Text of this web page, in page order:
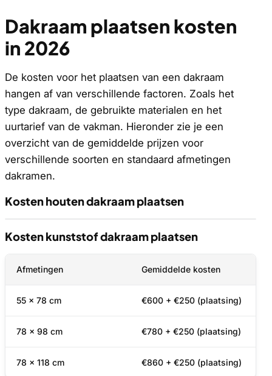
Dakraam plaatsen kosten
in 2026
De kosten voor het plaatsen van een dakraam
hangen af van verschillende factoren. Zoals het
type dakraam, de gebruikte materialen en het
uurtarief van de vakman. Hieronder zie je een
overzicht van de gemiddelde prijzen voor
verschillende soorten en standaard afmetingen
dakramen.
Kosten houten dakraam plaatsen
Kosten kunststof dakraam plaatsen
Afmetingen Gemiddelde kosten
55 x 78 cm €600 + €250 (plaatsing)
78 x 98 cm €780 + €250 (plaatsing)
78 x 118 cm €860 + €250 (plaatsing)